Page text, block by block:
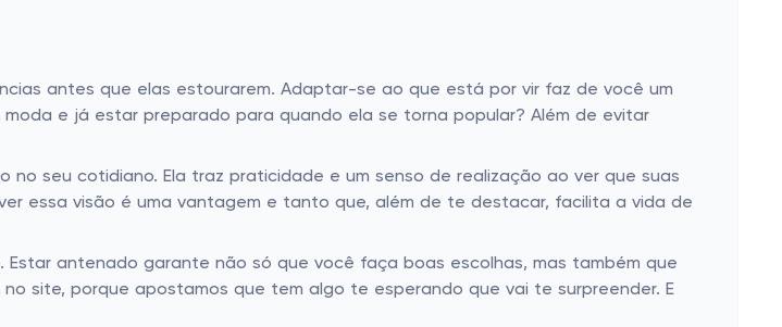
antes que elas estourarem. Adaptar-se ao que está por vir faz de você um
e já estar preparado para quando ela se torna popular? Além de evitar
seu cotidiano. Ela traz praticidade e um senso de realização ao ver que suas
essa visão é uma vantagem e tanto que, além de te destacar, facilita a vida de
antenado garante não só que você faça boas escolhas, mas também que
site, porque apostamos que tem algo te esperando que vai te surpreender. E